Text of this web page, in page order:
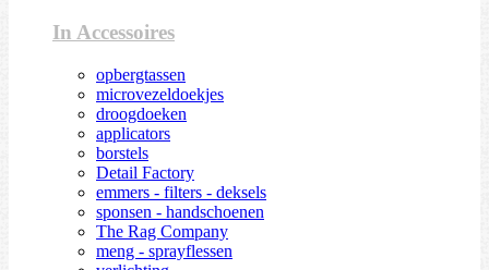
In Accessoires
opbergtassen
microvezeldoekjes
droogdoeken
applicators
borstels
Detail Factory
emmers - filters - deksels
sponsen - handschoenen
The Rag Company
meng - sprayflessen